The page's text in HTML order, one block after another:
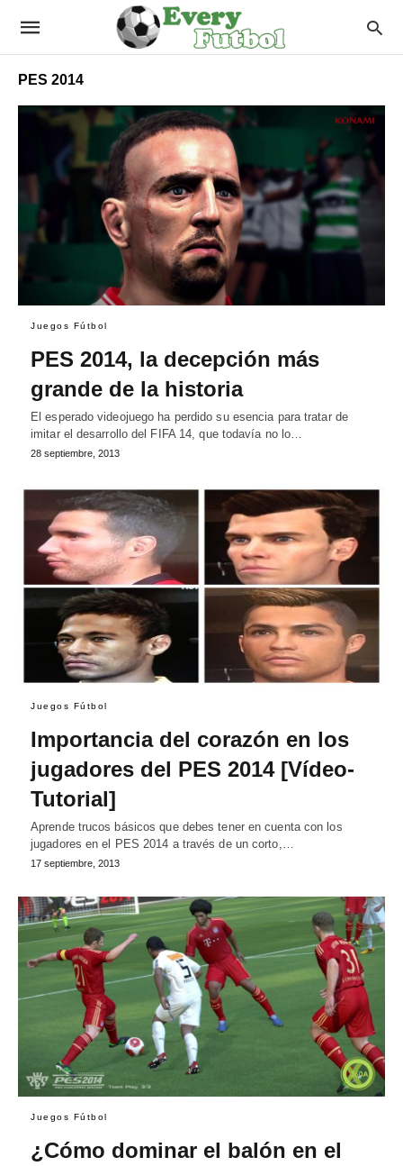
PES 2014
Juegos Fútbol
PES 2014, la decepción más
grande de la historia
El esperado videojuego ha perdido su esencia para tratar de
imitar el desarrollo del FIFA 14, que todavía no lo…
28 septiembre, 2013
Juegos Fútbol
Importancia del corazón en los
jugadores del PES 2014 [Vídeo-
Tutorial]
Aprende trucos básicos que debes tener en cuenta con los
jugadores en el PES 2014 a través de un corto,…
17 septiembre, 2013
Juegos Fútbol
¿Cómo dominar el balón en el